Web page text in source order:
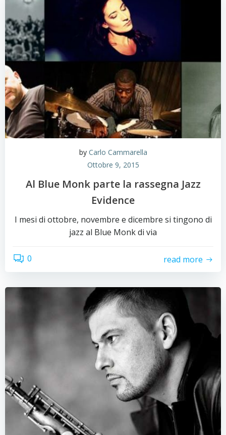
by Carlo Cammarella
Ottobre 9, 2015
Al Blue Monk parte la rassegna Jazz
Evidence
I mesi di ottobre, novembre e dicembre si tingono di
jazz al Blue Monk di via
0 read more